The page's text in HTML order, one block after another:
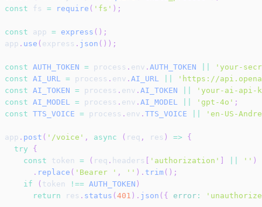
const fs = require ( 'fs' ) ;
const app = express ( ) ;
app . use ( express . json ( ) ) ;
const AUTH_TOKEN = process . env . AUTH_TOKEN
'your-
const AI_URL = process . env . AI_URL
'https://
const AI_TOKEN = process . env . AI_TOKEN
'your-ai-api-
const AI_MODEL = process . env . AI_MODEL 'gpt-4o' ;
const TTS_VOICE = process . env . TTS_VOICE 'en-US-
app . post ( '/voice' , async ( req , res ) =>
{
try
{
const token = ( req . headers 'authorization' '' )
. replace ( 'Bearer ' , '' ) . trim( ) ;
if
( token !== AUTH_TOKEN )
return res . status ( 401 ) . json ( { error :